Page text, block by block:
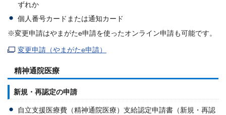
ずれか
個人番号カードまたは通知カード
※変更申請はやまがたe申請を使ったオンライン申請も可能です。
変更申請（やまがたe申請）
精神通院医療
新規・再認定の申請
自立支援医療費（精神通院医療）支給認定申請書（新規・再認